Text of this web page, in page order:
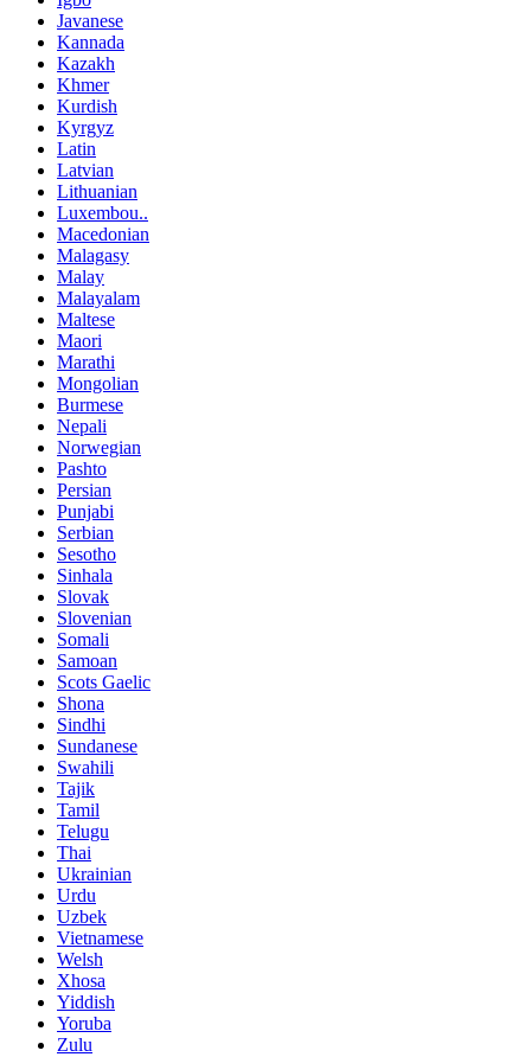
Javanese
Kannada
Kazakh
Khmer
Kurdish
Kyrgyz
Latin
Latvian
Lithuanian
Luxembou..
Macedonian
Malagasy
Malay
Malayalam
Maltese
Maori
Marathi
Mongolian
Burmese
Nepali
Norwegian
Pashto
Persian
Punjabi
Serbian
Sesotho
Sinhala
Slovak
Slovenian
Somali
Samoan
Scots Gaelic
Shona
Sindhi
Sundanese
Swahili
Tajik
Tamil
Telugu
Thai
Ukrainian
Urdu
Uzbek
Vietnamese
Welsh
Xhosa
Yiddish
Yoruba
Zulu